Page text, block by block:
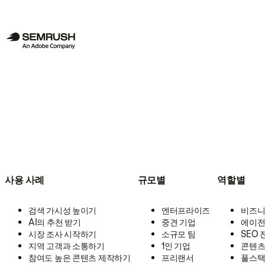
사용 사례
검색 가시성 높이기
AI의 추천 받기
시장 조사 시작하기
지역 고객과 소통하기
참여도 높은 콘텐츠 제작하기
규모별
엔터프라이즈
중견 기업
소규모 팀
1인 기업
프리랜서
역할별
비즈
에이
SEO
콘텐
풀스